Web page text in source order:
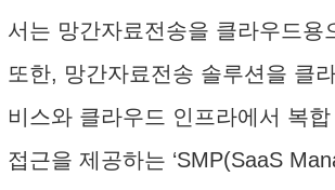
서는 망간자료전송을 클라우드용
또한, 망간자료전송 솔루션을 클
비스와 클라우드 인프라에서 복합
접근을 제공하는 ‘SMP(SaaS